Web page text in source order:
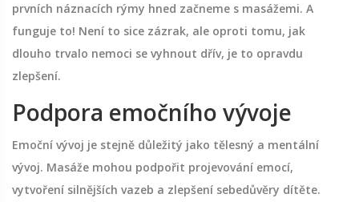
prvních náznacích rýmy hned začneme s masážemi. A
funguje to! Není to sice zázrak, ale oproti tomu, jak
dlouho trvalo nemoci se vyhnout dřív, je to opravdu
zlepšení.
Podpora emočního vývoje
Emoční vývoj je stejně důležitý jako tělesný a mentální
vývoj. Masáže mohou podpořit projevování emocí,
vytvoření silnějších vazeb a zlepšení sebedůvěry dítěte.